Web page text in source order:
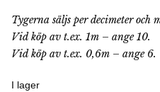
Tygerna säljs per decimeter och
Vid köp av t.ex. 1m – ange 10.
Vid köp av t.ex. 0,6m – ange 6.
I lager